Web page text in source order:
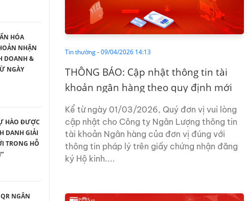
HÓA
NHẬN
DOANH &
NGÀY
HÀO ĐƯỢC
DANH GIẢI
TRONG HỖ
NGÂN
Tin thường-09/04/2026 14:13
THÔNG BÁO: Cập nhật thông tin tài
khoản ngân hàng theo quy định mới
từ...
Kể từ ngày 01/03/2026, Quý đơn vị vui lòng
cập nhật cho Công ty Ngân Lượng thông tin
tài khoản Ngân hàng của đơn vị đúng với
thông tin pháp lý trên giấy chứng nhận đăng
ký Hộ kinh....